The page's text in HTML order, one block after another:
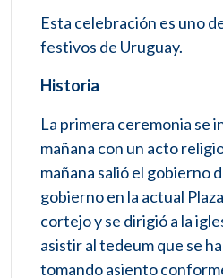
Esta celebración es uno
festivos de Uruguay.
Historia
La primera ceremonia se
mañana con un acto
mañana salió el gobierno
gobierno en la actual
cortejo y se dirigió a la
asistir al tedeum que se
tomando asiento